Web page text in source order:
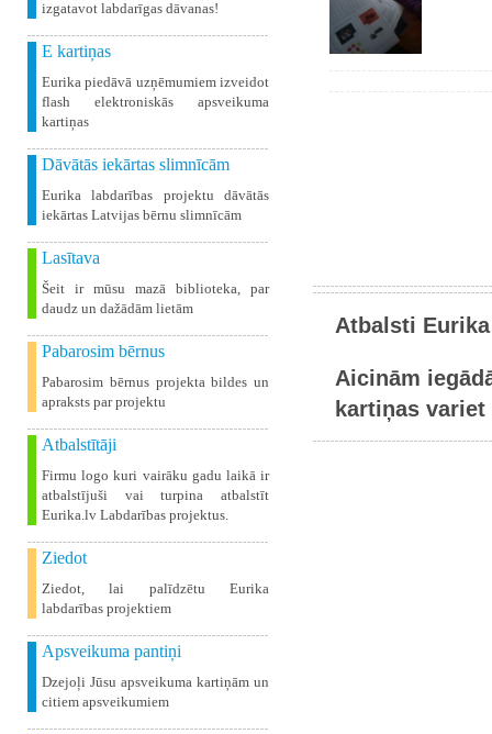
izgatavot labdarīgas dāvanas!
E kartiņas
Eurika piedāvā uzņēmumiem izveidot
flash elektroniskās apsveikuma
kartiņas
Dāvātās iekārtas slimnīcām
Eurika labdarības projektu dāvātās
iekārtas Latvijas bērnu slimnīcām
Lasītava
Šeit ir mūsu mazā biblioteka, par
daudz un dažādām lietām
Pabarosim bērnus
Pabarosim bērnus projekta bildes un
apraksts par projektu
Atbalstītāji
Firmu logo kuri vairāku gadu laikā ir
atbalstījuši vai turpina atbalstīt
Eurika.lv Labdarības projektus.
Ziedot
Ziedot, lai palīdzētu Eurika
labdarības projektiem
Apsveikuma pantiņi
Dzejoļi Jūsu apsveikuma kartiņām un
citiem apsveikumiem
Atbalsti
Aicinām
kartiņas variet